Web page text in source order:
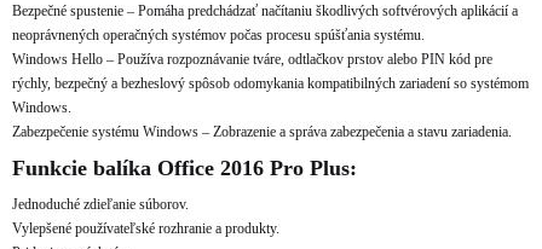
Bezpečné spustenie – Pomáha predchádzať načítaniu škodlivých softvérových aplikácií a
neoprávnených operačných systémov počas procesu spúšťania systému.
Windows Hello – Používa rozpoznávanie tváre, odtlačkov prstov alebo PIN kód pre
rýchly, bezpečný a bezheslový spôsob odomykania kompatibilných zariadení so systémom
Windows.
Zabezpečenie systému Windows – Zobrazenie a správa zabezpečenia a stavu zariadenia.
Funkcie balíka Office 2016 Pro Plus:
Jednoduché zdieľanie súborov.
Vylepšené používateľské rozhranie a produkty.